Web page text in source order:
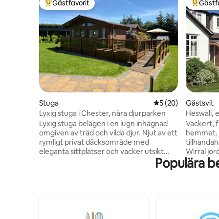
Populär gästfavorit
Gästfavorit
Stuga 5 av 5 i
5 (20)
Lyxig stuga i Chester, nära djurparken
Lyxig stuga belägen i en lugn inhägnad
omgiven av träd och vilda djur. Njut av ett
rymligt privat däcksområde med
eleganta sittplatser och vacker utsikt
avkoppling och avkoppling. Perfekt
bara ett stenkast bort. Det är den
Gästsvit
Heswall,
Vackert,
hemmet.
Wirral
Dee. 15
Heswall
Populära